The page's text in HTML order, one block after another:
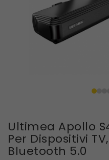
Ultimea Apollo
Per Dispositivi
Bluetooth 5.0